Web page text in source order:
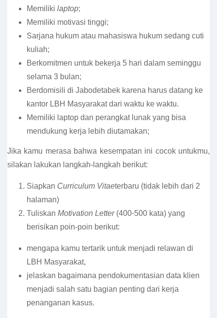
Memiliki laptop;
Memiliki motivasi tinggi;
Sarjana hukum atau mahasiswa hukum sedang cuti
kuliah;
Berkomitmen untuk bekerja 5 hari dalam seminggu
selama 3 bulan;
Berdomisili di Jabodetabek karena harus datang ke
kantor LBH Masyarakat dari waktu ke waktu.
Memiliki laptop dan perangkat lunak yang bisa
mendukung kerja lebih diutamakan;
Jika kamu merasa bahwa kesempatan ini cocok untukmu,
silakan lakukan langkah-langkah berikut:
Siapkan Curriculum Vitaeterbaru (tidak lebih dari 2
halaman)
Tuliskan Motivation Letter (400-500 kata) yang
berisikan poin-poin berikut:
mengapa kamu tertarik untuk menjadi relawan di
LBH Masyarakat,
jelaskan bagaimana pendokumentasian data klien
menjadi salah satu bagian penting dari kerja
penanganan kasus.